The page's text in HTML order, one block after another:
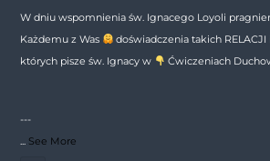
W dniu wspomnienia św. Ignacego Loyoli
Każdemu z Was
doświadczenia takich
których pisze św. Ignacy w
Ćwiczeniach
---
See More